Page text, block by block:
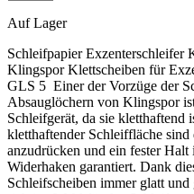
Auf Lager
Schleifpapier Exzenterschleifer
Klingspor Klettscheiben für
GLS 5 Einer der Vorzüge der
Absauglöchern von Klingspor
Schleifgerät, da sie kletthaftend
kletthaftender Schleiffläche
anzudrücken und ein fester
Widerhaken garantiert. Dank
Schleifscheiben immer glatt